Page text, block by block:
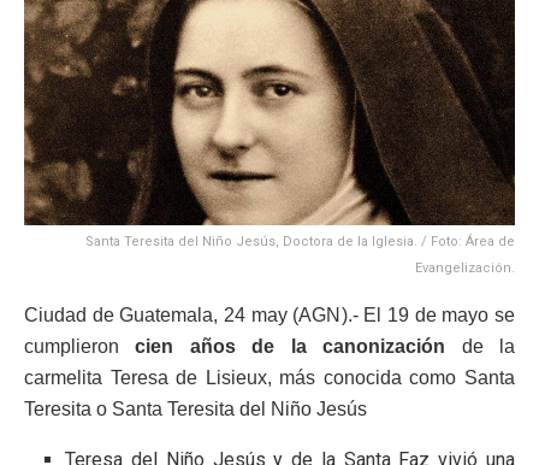
Santa Teresita del Niño Jesús, Doctora de la Iglesia. / Foto: Área de
Evangelización.
Ciudad de Guatemala, 24 may (AGN).- El 19 de mayo se
cumplieron cien años de la canonización de la
carmelita Teresa de Lisieux, más conocida como Santa
Teresita o Santa Teresita del Niño Jesús
Teresa del Niño Jesús y de la Santa Faz vivió una